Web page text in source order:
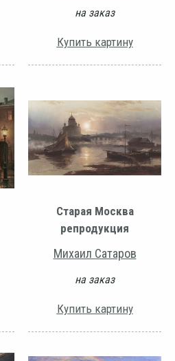
на заказ
Купить картину
Старая Москва
репродукция
Михаил Сатаров
на заказ
Купить картину